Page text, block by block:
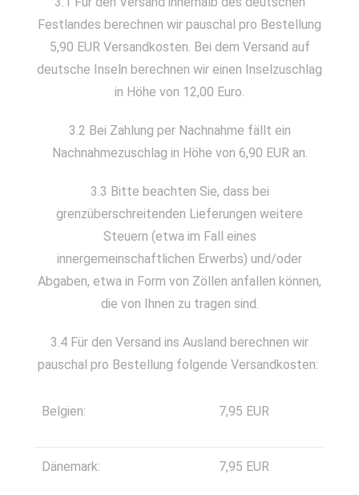
Festlandes berechnen wir pauschal pro Bestellung
5,90 EUR Versandkosten. Bei dem Versand auf
deutsche Inseln berechnen wir einen Inselzuschlag
in Höhe von 12,00 Euro.
3.2 Bei Zahlung per Nachnahme fällt ein
Nachnahmezuschlag in Höhe von 6,90 EUR an.
3.3 Bitte beachten Sie, dass bei
grenzüberschreitenden Lieferungen weitere
Steuern (etwa im Fall eines
innergemeinschaftlichen Erwerbs) und/oder
Abgaben, etwa in Form von Zöllen anfallen können,
die von Ihnen zu tragen sind.
3.4 Für den Versand ins Ausland berechnen wir
pauschal pro Bestellung folgende Versandkosten:
Belgien: 7,95 EUR
Dänemark: 7,95 EUR